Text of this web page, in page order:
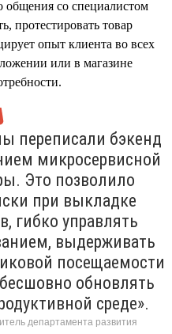
общения со специалистом
протестировать товар
опыт клиента во всех
или в магазине
переписали бэкенд
микросервисной
Это позволило
при выкладке
гибко управлять
выдерживать
посещаемости
обновлять
среде».
департамента развития